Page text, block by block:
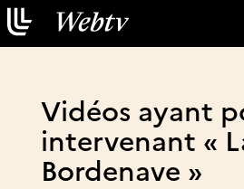
Vidéos ayant
intervenant «
Bordenave »